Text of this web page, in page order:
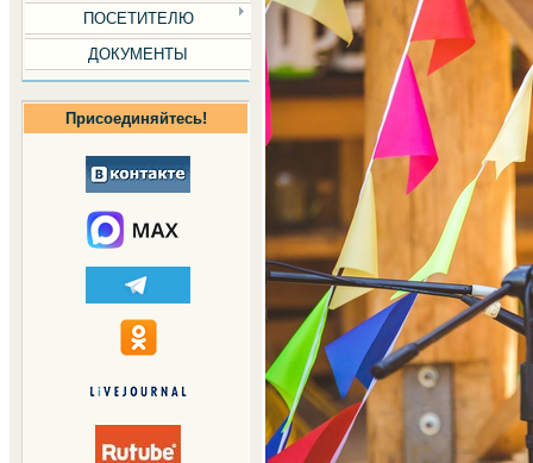
ПОСЕТИТЕЛЮ
ДОКУМЕНТЫ
Присоединяйтесь!